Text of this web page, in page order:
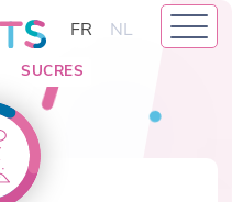
FR NL
SUCRES